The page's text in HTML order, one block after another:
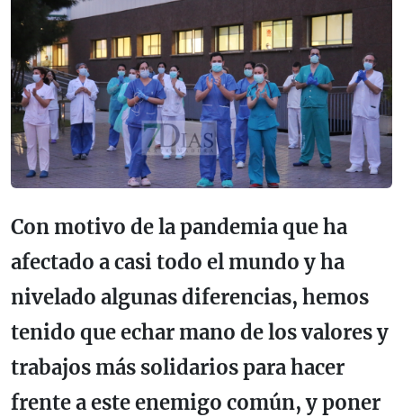
Con motivo de la pandemia que ha
afectado a casi todo el mundo y ha
nivelado algunas diferencias, hemos
tenido que echar mano de los valores y
trabajos más solidarios para hacer
frente a este enemigo común, y poner